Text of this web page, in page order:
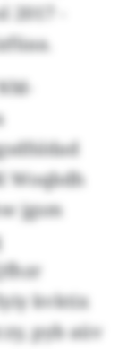
-
Woqbdh
jgsm
kvktix
pyb aüv